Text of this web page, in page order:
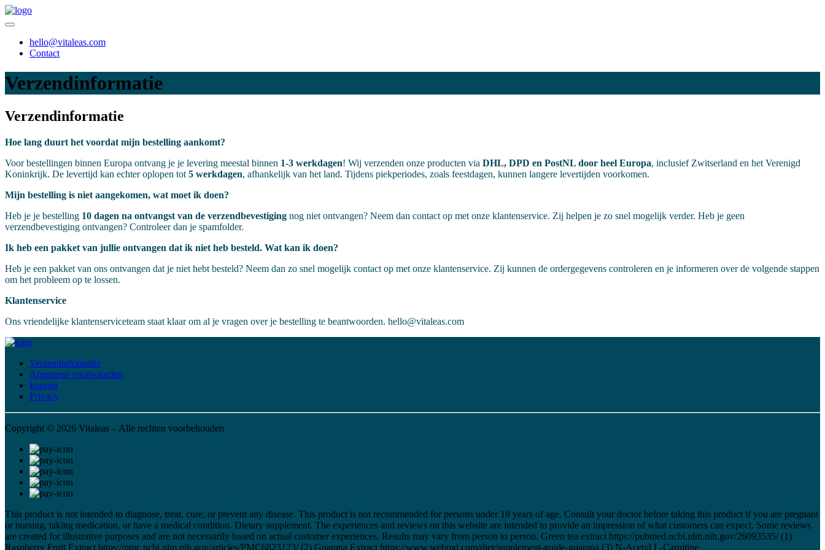
hello@vitaleas.com
Contact
Verzendinformatie
Verzendinformatie
Hoe lang duurt het voordat mijn bestelling aankomt?
Voor bestellingen binnen Europa ontvang je je levering meestal binnen 1-3 werkdagen! Wij verzenden onze producten via DHL, DPD en PostNL door heel Europa, inclusief Zwitserland en het Verenigd
Koninkrijk. De levertijd kan echter oplopen tot 5 werkdagen, afhankelijk van het land. Tijdens piekperiodes, zoals feestdagen, kunnen langere levertijden voorkomen.
Mijn bestelling is niet aangekomen, wat moet ik doen?
Heb je je bestelling 10 dagen na ontvangst van de verzendbevestiging nog niet ontvangen? Neem dan contact op met onze klantenservice. Zij helpen je zo snel mogelijk verder. Heb je geen
verzendbevestiging ontvangen? Controleer dan je spamfolder.
Ik heb een pakket van jullie ontvangen dat ik niet heb besteld. Wat kan ik doen?
Heb je een pakket van ons ontvangen dat je niet hebt besteld? Neem dan zo snel mogelijk contact op met onze klantenservice. Zij kunnen de ordergegevens controleren en je informeren over de volgende stappen
om het probleem op te lossen.
Klantenservice
Ons vriendelijke klantenserviceteam staat klaar om al je vragen over je bestelling te beantwoorden. hello@vitaleas.com
Verzendinformatie
Algemene voorwaarden
Imprint
Privacy
Copyright © 2026 Vitaleas – Alle rechten voorbehouden
This product is not intended to diagnose, treat, cure, or prevent any disease. This product is not recommended for persons under 18 years of age. Consult your doctor before taking this product if you are pregnant
or nursing, taking medication, or have a medical condition. Dietary supplement. The experiences and reviews on this website are intended to provide an impression of what customers can expect. Some reviews
are created for illustrative purposes and are not necessarily based on actual customer experiences. Results may vary from person to person. Green tea extract https://pubmed.ncbi.nlm.nih.gov/26093535/ (1)
Raspberry Fruit Extract https://pmc.ncbi.nlm.nih.gov/articles/PMC6823123/ (2) Guarana Extract https://www.webmd.com/diet/supplement-guide-guarana (3) N-Acetyl L-Carnitine